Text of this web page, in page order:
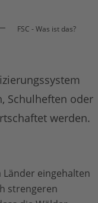
FSC - Was ist das?
Schulheften oder
werden.
Länder eingehalten
strengeren